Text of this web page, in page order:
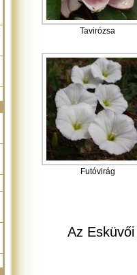
Tavirózsa
Futóvirág
Az